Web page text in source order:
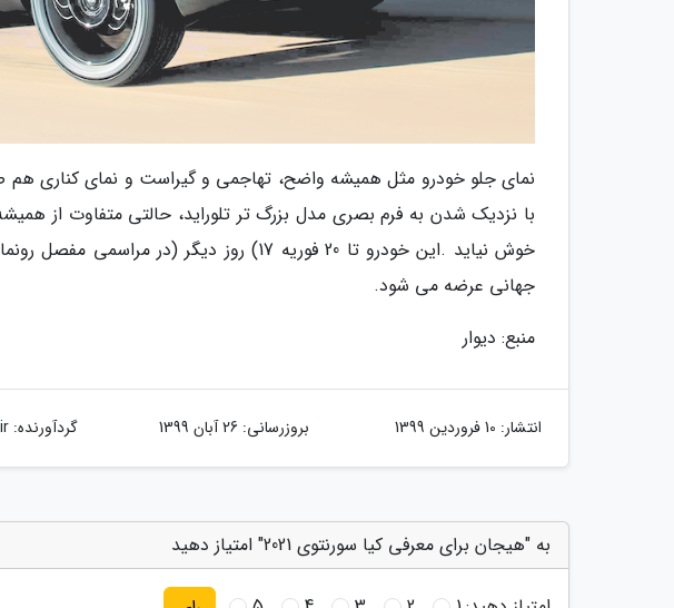
‬جهانی‭ ‬عرضه‭ ‬می شود‭. ‬
منبع: دیوار
انتشار: 10 فروردین 1399 بروزرسانی: 26 آبان 1399 گردآورنده:
به "هیجان برای معرفی کیا سورنتوی 2021" امتیاز دهید